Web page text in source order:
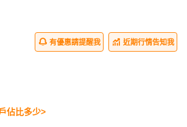
有優惠請提醒我 近期行情告知我
佔比多少>